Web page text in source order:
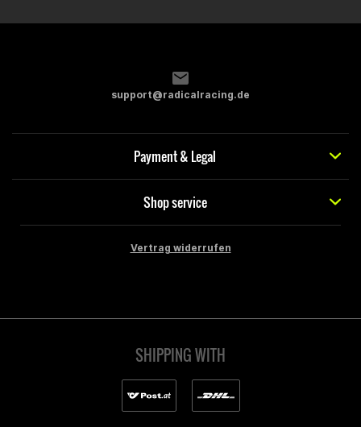
support@radicalracing.de
Payment & Legal
Shop service
Vertrag widerrufen
SHIPPING WITH